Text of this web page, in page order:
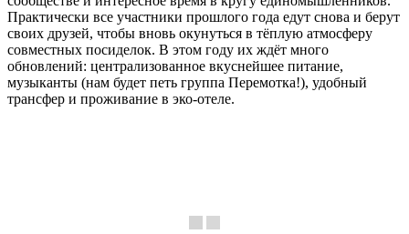
Практически все участники прошлого года едут снова и берут
своих друзей, чтобы вновь окунуться в тёплую атмосферу
совместных посиделок. В этом году их ждёт много
обновлений: централизованное вкуснейшее питание,
музыканты (нам будет петь группа Перемотка!), удобный
трансфер и проживание в эко-отеле.